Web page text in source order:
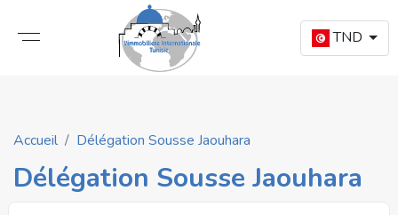
TND
Accueil Délégation Sousse Jaouhara
Délégation Sousse Jaouhara